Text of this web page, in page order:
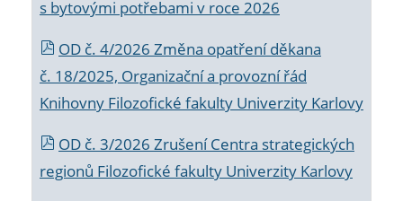
s bytovými potřebami v roce 2026
OD č. 4/2026 Změna opatření děkana
č. 18/2025, Organizační a provozní řád
Knihovny Filozofické fakulty Univerzity Karlovy
OD č. 3/2026 Zrušení Centra strategických
regionů Filozofické fakulty Univerzity Karlovy